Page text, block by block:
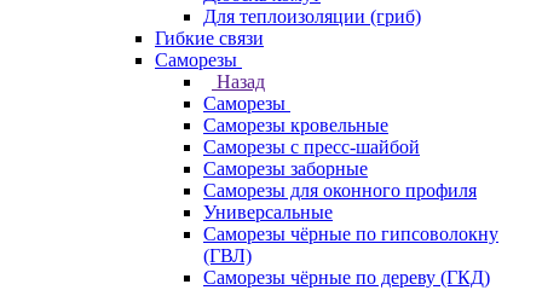
Для теплоизоляции (гриб)
Гибкие связи
Саморезы
Назад
Саморезы
Саморезы кровельные
Саморезы с пресс-шайбой
Саморезы заборные
Саморезы для оконного профиля
Универсальные
Саморезы чёрные по гипсоволокну
(ГВЛ)
Саморезы чёрные по дереву (ГКД)